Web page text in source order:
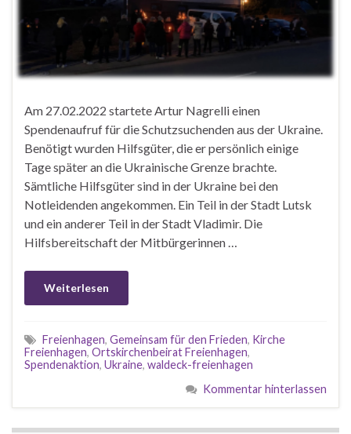
Am 27.02.2022 startete Artur Nagrelli einen
Spendenaufruf für die Schutzsuchenden aus der Ukraine.
Benötigt wurden Hilfsgüter, die er persönlich einige
Tage später an die Ukrainische Grenze brachte.
Sämtliche Hilfsgüter sind in der Ukraine bei den
Notleidenden angekommen. Ein Teil in der Stadt Lutsk
und ein anderer Teil in der Stadt Vladimir. Die
Hilfsbereitschaft der Mitbürgerinnen …
Weiterlesen
Freienhagen, Gemeinsam für den Frieden, Kirche
Freienhagen, Ortskirchenbeirat Freienhagen,
Spendenaktion, Ukraine, waldeck-freienhagen
Kommentar hinterlassen